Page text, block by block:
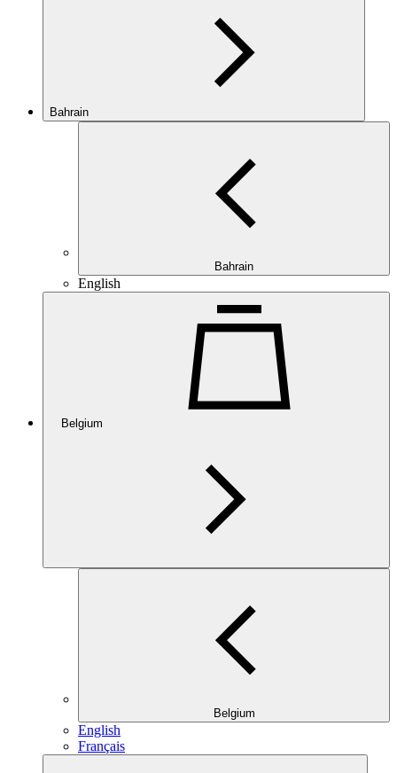
Bahrain
Bahrain
English
Belgium
Belgium
English
Français